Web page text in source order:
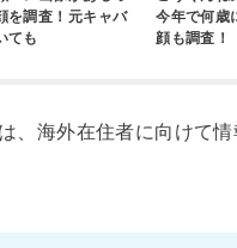
を調査！元キャバ
ても
今年で何歳
顔も調査！
、海外在住者に向けて情